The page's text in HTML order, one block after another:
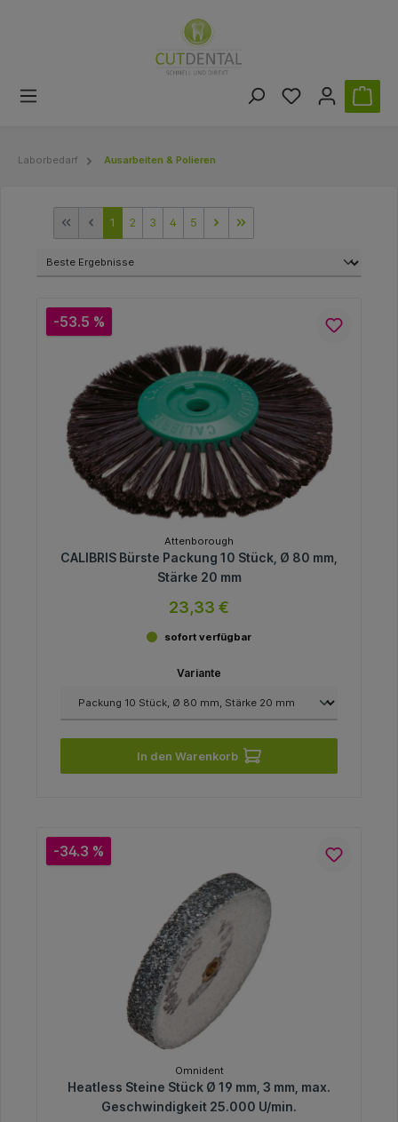
Laborbedarf Ausarbeiten & Polieren
1 2 3 4 5
-53.5 %
Attenborough
CALIBRIS Bürste Packung 10 Stück, Ø 80 mm,
Stärke 20 mm
23,33 €
sofort verfügbar
Variante
In den Warenkorb
-34.3 %
Omnident
Heatless Steine Stück Ø 19 mm, 3 mm, max.
Geschwindigkeit 25.000 U/min.